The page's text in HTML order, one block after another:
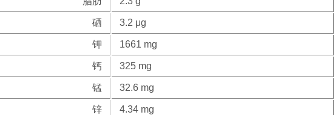
硒 3.2 μg
钾 1661 mg
钙 325 mg
锰 32.6 mg
锌 4.34 mg